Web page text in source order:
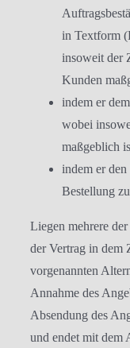
in Textform
insoweit der
Kunden
indem er
wobei
maßgeblich
indem er
Bestellung
Liegen mehrere
der Vertrag in dem
vorgenannten
Annahme des
Absendung des
und endet mit dem